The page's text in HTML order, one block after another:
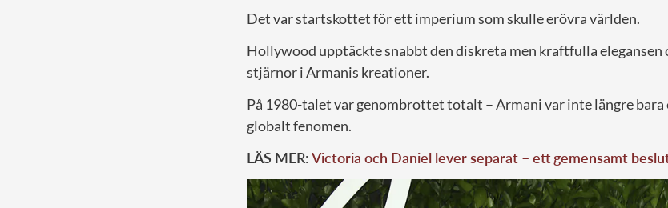
Det var startskottet för ett imperium som skulle erövra världen.
Hollywood upptäckte snabbt den diskreta men kraftfulla elegansen
stjärnor i Armanis kreationer.
På 1980-talet var genombrottet totalt – Armani var inte längre bara
globalt fenomen.
LÄS MER:Victoria och Daniel lever separat – ett gemensamt